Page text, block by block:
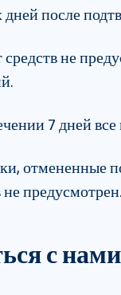
дней после
средств не
7 дней
отмененные
не предусмотрен.
с нами